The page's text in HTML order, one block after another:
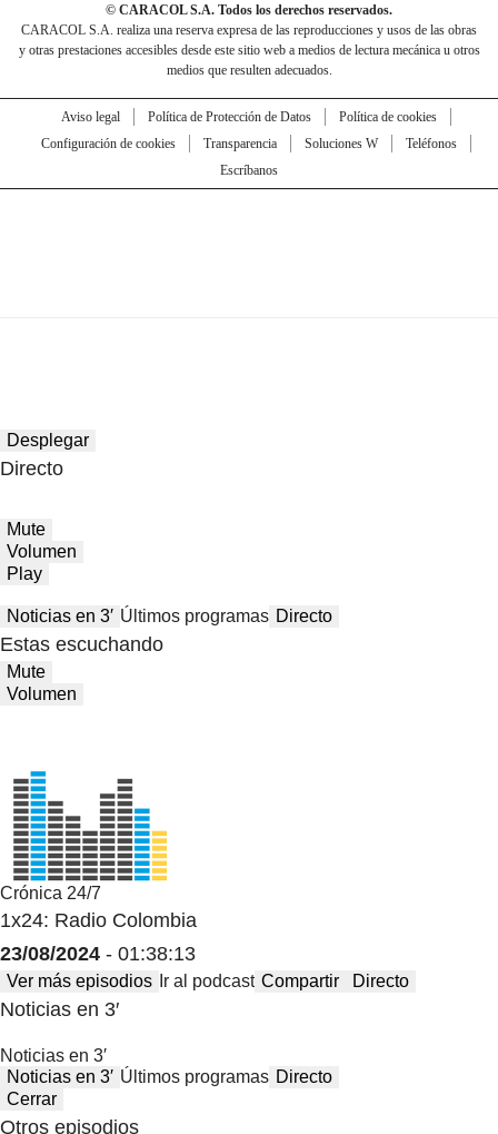
© CARACOL S.A. Todos los derechos reservados.
CARACOL S.A. realiza una reserva expresa de las reproducciones y usos de las obras
y otras prestaciones accesibles desde este sitio web a medios de lectura mecánica u otros
medios que resulten adecuados.
Aviso legal Política de Protección de Datos
Política de cookies
Configuración de cookies
Transparencia Soluciones W
Teléfonos
Escríbanos
Desplegar
Directo
Mute
Volumen
Play
Noticias en 3′ Últimos programas Directo
Estas escuchando
Mute
Volumen
Crónica 24/7
1x24: Radio Colombia
23/08/2024 - 01:38:13
Ver más episodios Ir al podcast Compartir Directo
Noticias en 3′
Noticias en 3′
Noticias en 3′ Últimos programas Directo
Cerrar
Otros episodios